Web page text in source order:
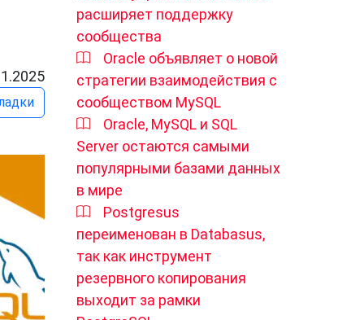
расширяет поддержку
сообщества
Oracle объявляет о новой
стратегии взаимодействия с
сообществом MySQL
Oracle, MySQL и SQL
Server остаются самыми
популярными базами данных
в мире
Postgresus
переименован в Databasus,
так как инструмент
резервного копирования
выходит за рамки